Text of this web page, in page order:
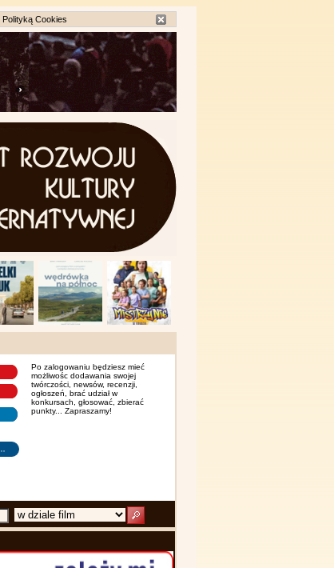
Polityką Cookies
Po zalogowaniu będziesz mieć
możliwośc dodawania swojej
twórczości, newsów, recenzji,
ogłoszeń, brać udział w
konkursach, głosować, zbierać
punkty... Zapraszamy!